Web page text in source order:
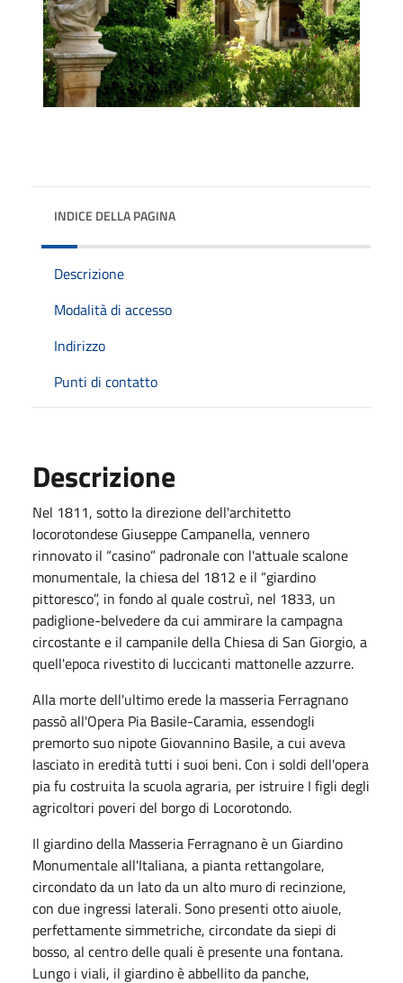
INDICE DELLA PAGINA
Descrizione
Modalità di accesso
Indirizzo
Punti di contatto
Descrizione
Nel 1811, sotto la direzione dell'architetto
locorotondese Giuseppe Campanella, vennero
rinnovato il “casino” padronale con l'attuale scalone
monumentale, la chiesa del 1812 e il “giardino
pittoresco”, in fondo al quale costruì, nel 1833, un
padiglione-belvedere da cui ammirare la campagna
circostante e il campanile della Chiesa di San Giorgio, a
quell'epoca rivestito di luccicanti mattonelle azzurre.
Alla morte dell'ultimo erede la masseria Ferragnano
passò all'Opera Pia Basile-Caramia, essendogli
premorto suo nipote Giovannino Basile, a cui aveva
lasciato in eredità tutti i suoi beni. Con i soldi dell'opera
pia fu costruita la scuola agraria, per istruire I figli degli
agricoltori poveri del borgo di Locorotondo.
Il giardino della Masseria Ferragnano è un Giardino
Monumentale all'Italiana, a pianta rettangolare,
circondato da un lato da un alto muro di recinzione,
con due ingressi laterali. Sono presenti otto aiuole,
perfettamente simmetriche, circondate da siepi di
bosso, al centro delle quali è presente una fontana.
Lungo i viali, il giardino è abbellito da panche,